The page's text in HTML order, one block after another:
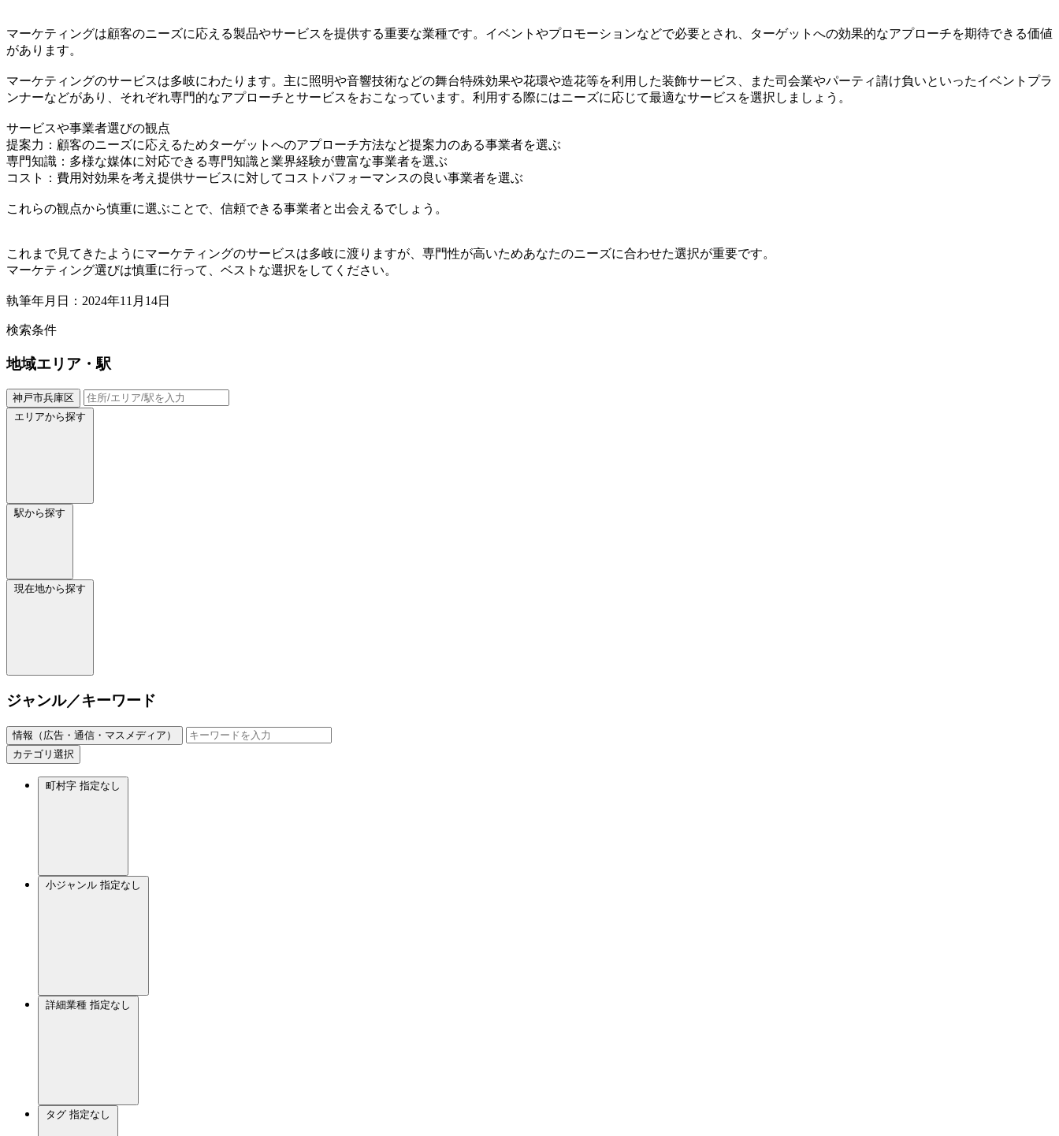
マーケティングは顧客のニーズに応える製品やサービスを提供する重要な業種です。イベントやプロモーションなどで必要とされ、ターゲットへの効果的なアプローチを期待できる価値
があります。
マーケティングのサービスは多岐にわたります。主に照明や音響技術などの舞台特殊効果や花環や造花等を利用した装飾サービス、また司会業やパーティ請け負いといったイベントプラ
ンナーなどがあり、それぞれ専門的なアプローチとサービスをおこなっています。利用する際にはニーズに応じて最適なサービスを選択しましょう。
サービスや事業者選びの観点
提案力：顧客のニーズに応えるためターゲットへのアプローチ方法など提案力のある事業者を選ぶ
専門知識：多様な媒体に対応できる専門知識と業界経験が豊富な事業者を選ぶ
コスト：費用対効果を考え提供サービスに対してコストパフォーマンスの良い事業者を選ぶ
これらの観点から慎重に選ぶことで、信頼できる事業者と出会えるでしょう。
これまで見てきたようにマーケティングのサービスは多岐に渡りますが、専門性が高いためあなたのニーズに合わせた選択が重要です。
マーケティング選びは慎重に行って、ベストな選択をしてください。
執筆年月日：2024年11月14日
検索条件
地域エリア・駅
神戸市兵庫区
エリアから探す
駅から探す
現在地から探す
ジャンル／キーワード
情報（広告・通信・マスメディア）
カテゴリ選択
町村字 指定なし
小ジャンル 指定なし
詳細業種 指定なし
タグ 指定なし